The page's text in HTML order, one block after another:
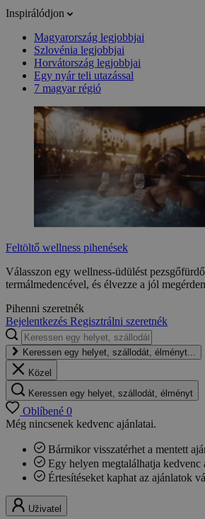
Inspirálódjon
Magyarország legjobbjai
Szlovénia legjobbjai
Horvátország legjobbjai
Egy nyár teli utazással
7 magyar régió
Feltöltő wellness pihenések
Válasszon egy wellness-üdülést
termálmedencével, és élvezze a jól
Pihenni szeretnék
Bejelentkezés Regisztrálni szeretnék
Keressen egy helyet, szállodát, élményt...
Közel
Keressen egy helyet, szállodát, élményt
Oblíbené 0
Még nincsenek kedvenc ajánlatai.
Bármikor visszatérhet a mentett
Egy helyen megtalálhatja kedvenc
Értesítéseket kaphat az ajánlatok
Uživatel